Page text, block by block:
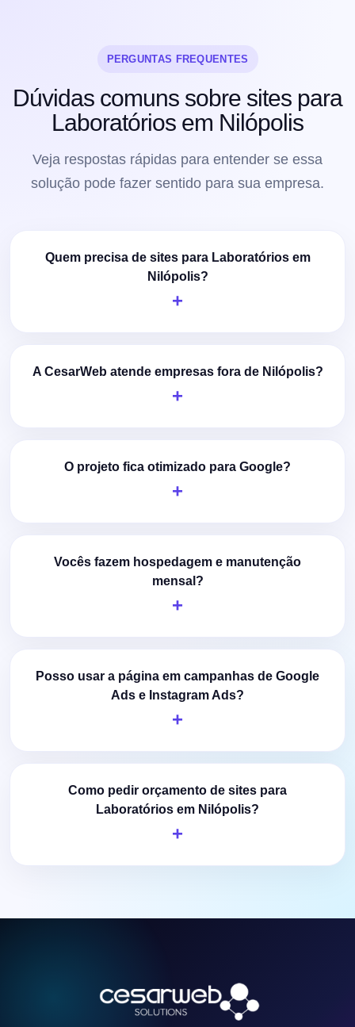
PERGUNTAS FREQUENTES
Dúvidas comuns sobre sites para
Laboratórios em Nilópolis
Veja respostas rápidas para entender se essa
solução pode fazer sentido para sua empresa.
Quem precisa de sites para Laboratórios em
Nilópolis?
A CesarWeb atende empresas fora de Nilópolis?
O projeto fica otimizado para Google?
Vocês fazem hospedagem e manutenção
mensal?
Posso usar a página em campanhas de Google
Ads e Instagram Ads?
Como pedir orçamento de sites para
Laboratórios em Nilópolis?